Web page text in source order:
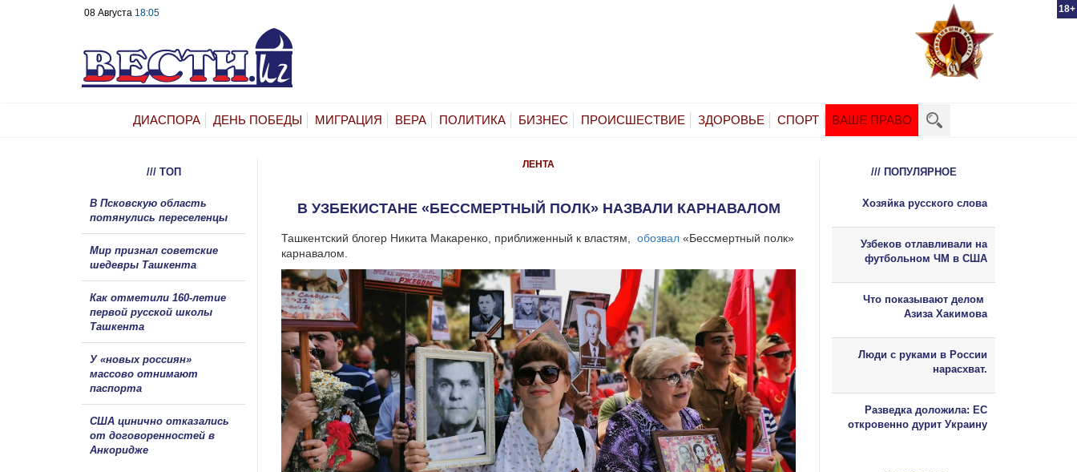
18+
08 Августа 18:05
ДИАСПОРА ДЕНЬ ПОБЕДЫ МИГРАЦИЯ ВЕРА ПОЛИТИКА БИЗНЕС ПРОИСШЕСТВИЕ ЗДОРОВЬЕ СПОРТ ВАШЕ ПРАВО
ЛЕНТА
В УЗБЕКИСТАНЕ «БЕССМЕРТНЫЙ ПОЛК» НАЗВАЛИ КАРНАВАЛОМ
Ташкентский блогер Никита Макаренко, приближенный к властям, обозвал «Бессмертный полк»
карнавалом.
/// ТОП
В Псковскую область
потянулись переселенцы
Мир признал советские
шедевры Ташкента
Как отметили 160-летие
первой русской школы
Ташкента
У «новых россиян»
массово отнимают
паспорта
США цинично отказались
от договоренностей в
Анкоридже
/// ПОПУЛЯРНОЕ
Хозяйка русского слова
Узбеков отлавливали на
футбольном ЧМ в США
Что показывают делом
Азиза Хакимова
Люди с руками в России
нарасхват.
Разведка доложила: ЕС
откровенно дурит Украину